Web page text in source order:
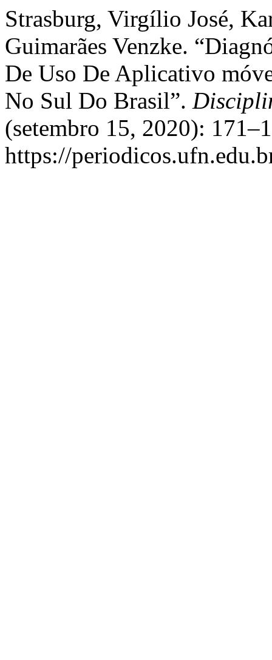
Strasburg, Virgílio José,
Guimarães Venzke.
De Uso De Aplicativo
No Sul Do Brasil”.
(setembro 15, 2020):
https://